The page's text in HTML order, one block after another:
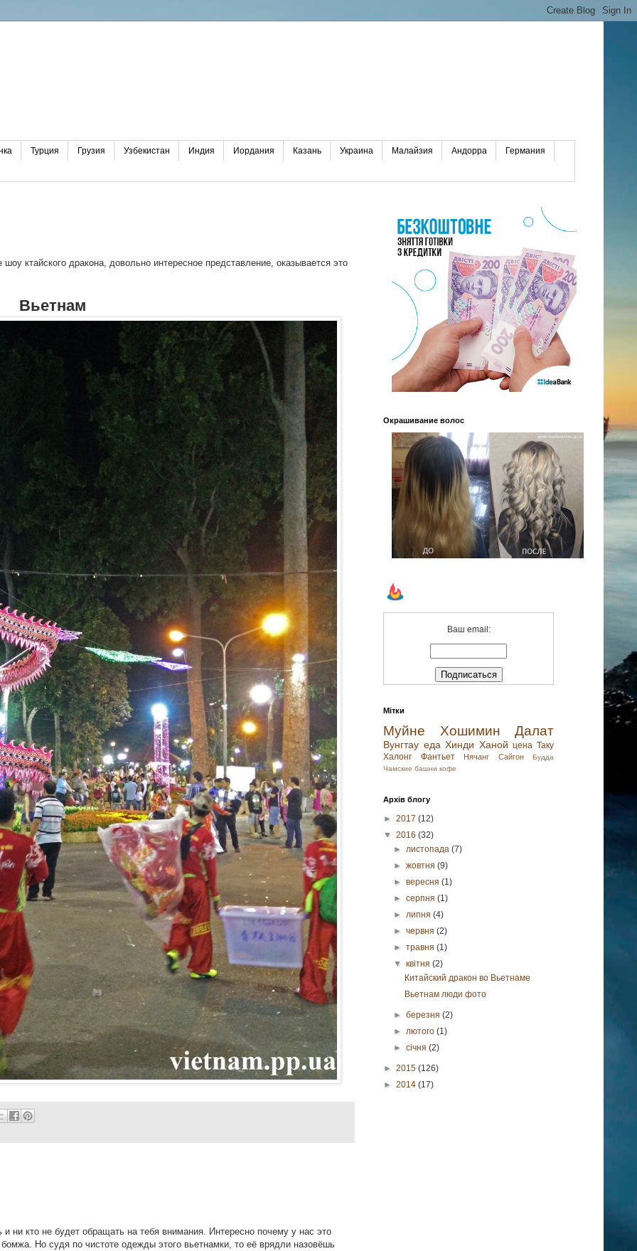
Турция Грузия Узбекистан Индия Иордания Казань Украина Малайзия Андорра Германия
ктайского дракона, довольно интересное представление, оказывается это
Вьетнам
ни кто не будет обращать на тебя внимания. Интересно почему у нас это
Но судя по чистоте одежды этого вьетнамки, то её врядли назовёшь
Окрашивание волос
Ваш email:
Мітки
Муйне Хошимин Далат
Вунгтау еда Хинди Ханой цена Таку
Халонг
Фантьет Нячанг Сайгон
Будда
Чамские башни кофе
Архів блогу
► 2017 (12)
▼ 2016 (32)
► листопада(7)
►жовтня(9)
►вересня(1)
►серпня(1)
► липня(4)
►червня(2)
►травня(1)
▼квітня(2)
Китайский дракон во Вьетнаме
Вьетнам люди фото
►березня(2)
► лютого(1)
►січня(2)
► 2015 (126)
► 2014 (17)